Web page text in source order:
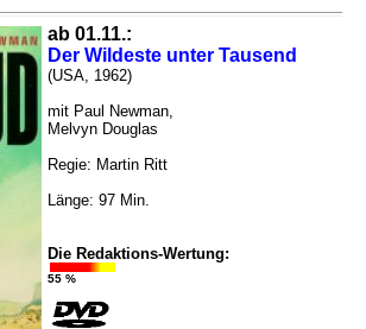
ab 01.11.:
Der Wildeste unter Tausend
(USA, 1962)
mit Paul Newman,
Melvyn Douglas
Regie: Martin Ritt
Länge: 97 Min.
Die Redaktions-Wertung:
55 %